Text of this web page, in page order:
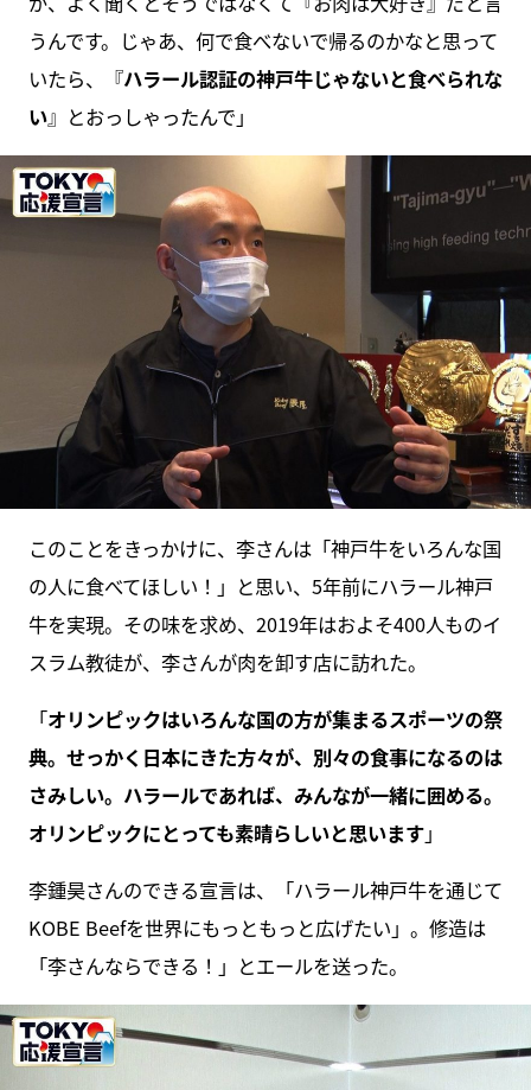
うんです。じゃあ、何で食べないで帰るのかなと思って
いたら、『ハラール認証の神戸牛じゃないと食べられな
い』とおっしゃったんで」
このことをきっかけに、李さんは「神戸牛をいろんな国
の人に食べてほしい！」と思い、5年前にハラール神戸
牛を実現。その味を求め、2019年はおよそ400人ものイ
スラム教徒が、李さんが肉を卸す店に訪れた。
「オリンピックはいろんな国の方が集まるスポーツの祭
典。せっかく日本にきた方々が、別々の食事になるのは
さみしい。ハラールであれば、みんなが一緒に囲める。
オリンピックにとっても素晴らしいと思います」
李鍾昊さんのできる宣言は、「ハラール神戸牛を通じて
KOBE Beefを世界にもっともっと広げたい」。修造は
「李さんならできる！」とエールを送った。